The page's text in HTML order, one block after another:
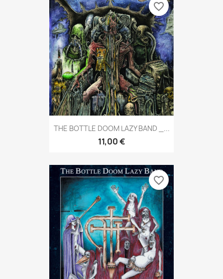
THE BOTTLE DOOM LAZY BAND _...
11,00 €
favorite_border
favorite_border